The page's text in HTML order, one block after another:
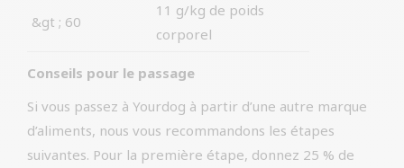
&gt ; 60
11 g/kg de poids
corporel
Conseils pour le passage
Si vous passez à Yourdog à partir d’une autre marque
d’aliments, nous vous recommandons les étapes
suivantes. Pour la première étape, donnez 25 % de